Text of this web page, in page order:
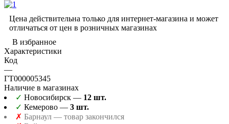
Цена действительна только для интернет-магазина и может
отличаться от цен в розничных магазинах
В избранное
Характеристики
Код
—
ГТ000005345
Наличие в магазинах
✓ Новосибирск — 12 шт.
✓ Кемерово — 3 шт.
✗ Барнаул — товар закончился